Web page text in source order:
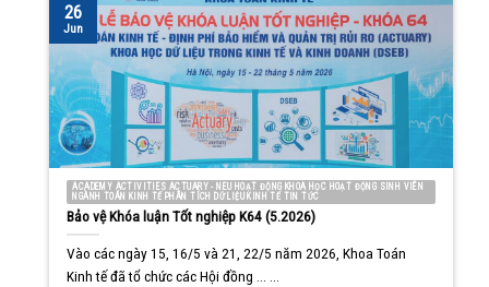
ACADEMY ACTIVITIES ACTUARY - NEU HOẠT ĐỘNG KHOA HỌC HOẠT ĐỘNG SINH VIÊN
NGÀNH TOÁN KINH TẾ PHÂN TÍCH DỮ LIỆU KINH TẾ TIN TỨC
Bảo vệ Khóa luận Tốt nghiệp K64 (5.2026)
Vào các ngày 15, 16/5 và 21, 22/5 năm 2026, Khoa Toán
Kinh tế đã tổ chức các Hội đồng ... ...
26
Jun